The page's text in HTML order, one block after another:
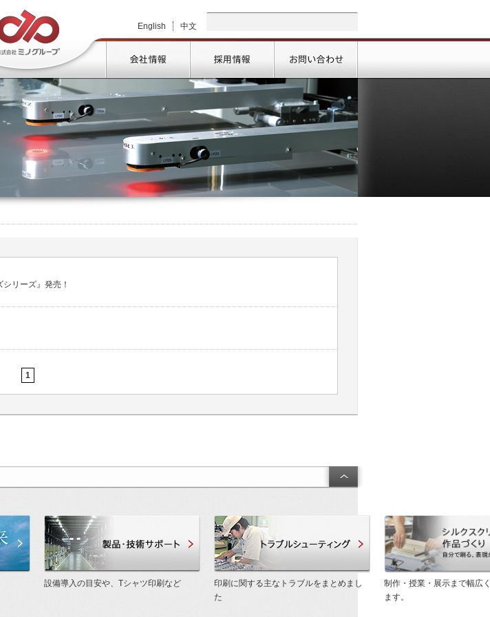
English
中文
会社情報 採用情報 お問い合わせ
シリーズ』発売！
1
印刷が可能にする未来「研究開発」 製品・技術サポート
設備導入の目安や、Tシャツ印刷など
トラブルシューティング
印刷に関する主なトラブルをまとめまし
た
制作・授業・展示まで幅広
ます。